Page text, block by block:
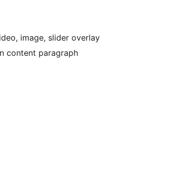
image, slider overlay
content paragraph